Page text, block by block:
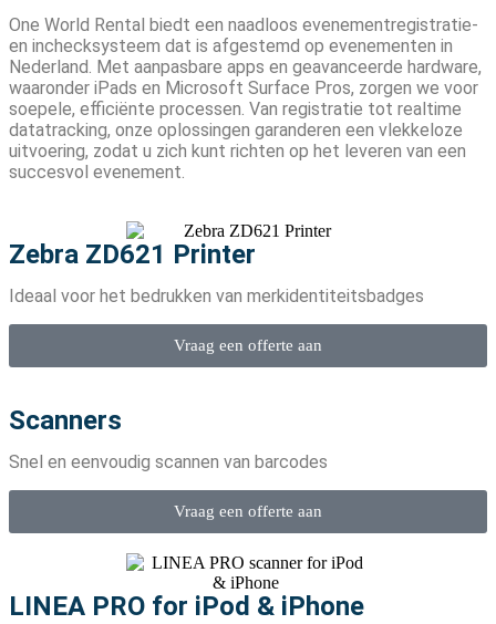
One World Rental biedt een naadloos evenementregistratie-
en inchecksysteem dat is afgestemd op evenementen in
Nederland. Met aanpasbare apps en geavanceerde hardware,
waaronder iPads en Microsoft Surface Pros, zorgen we voor
soepele, efficiënte processen. Van registratie tot realtime
datatracking, onze oplossingen garanderen een vlekkeloze
uitvoering, zodat u zich kunt richten op het leveren van een
succesvol evenement.
Zebra ZD621 Printer
Ideaal voor het bedrukken van merkidentiteitsbadges
Vraag een offerte aan
Scanners
Snel en eenvoudig scannen van barcodes
Vraag een offerte aan
LINEA PRO for iPod & iPhone